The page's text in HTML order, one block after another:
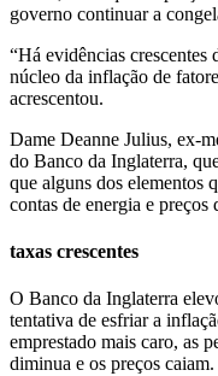
governo continuar a
“Há evidências crescentes
núcleo da inflação de
acrescentou.
Dame Deanne Julius, ex-
do Banco da Inglaterra,
que alguns dos elementos
contas de energia e preços
taxas crescentes
O Banco da Inglaterra
tentativa de esfriar a
emprestado mais caro, as
diminua e os preços caiam.